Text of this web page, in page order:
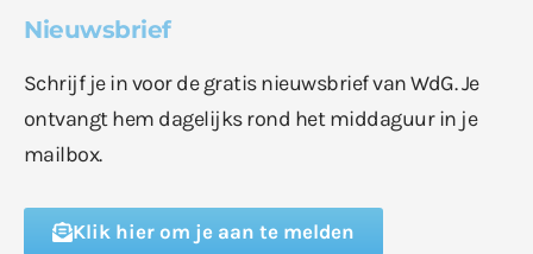
Nieuwsbrief
Schrijf je in voor de gratis nieuwsbrief van WdG. Je
ontvangt hem dagelijks rond het middaguur in je
mailbox.
Klik hier om je aan te melden